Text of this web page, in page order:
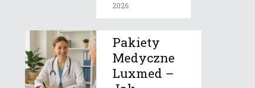
2026
Pakiety
Medyczne
Luxmed –